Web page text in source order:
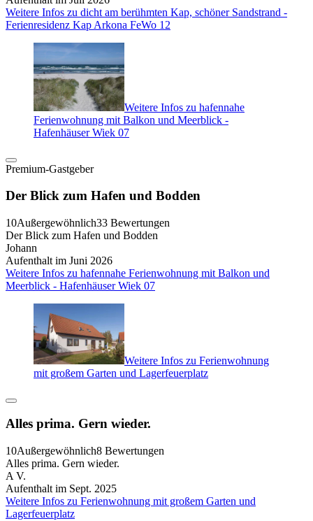
Weitere Infos zu dicht am berühmten Kap, schöner Sandstrand -
Ferienresidenz Kap Arkona FeWo 12
Weitere Infos zu hafennahe
Ferienwohnung mit Balkon und Meerblick -
Hafenhäuser Wiek 07
Premium-Gastgeber
Der Blick zum Hafen und Bodden
10Außergewöhnlich33 Bewertungen
Der Blick zum Hafen und Bodden
Johann
Aufenthalt im Juni 2026
Weitere Infos zu hafennahe Ferienwohnung mit Balkon und
Meerblick - Hafenhäuser Wiek 07
Weitere Infos zu Ferienwohnung
mit großem Garten und Lagerfeuerplatz
Alles prima. Gern wieder.
10Außergewöhnlich8 Bewertungen
Alles prima. Gern wieder.
A V.
Aufenthalt im Sept. 2025
Weitere Infos zu Ferienwohnung mit großem Garten und
Lagerfeuerplatz